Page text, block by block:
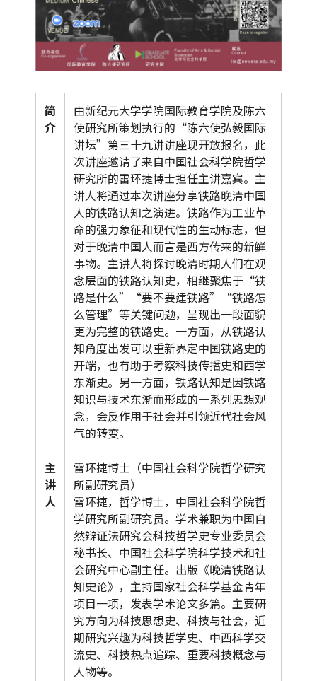
简
介
由新纪元大学学院国际教育学院及陈六
使研究所策划执行的“陈六使弘毅国际
讲坛”第三十九讲讲座现开放报名，此
次讲座邀请了来自中国社会科学院哲学
研究所的雷环捷博士担任主讲嘉宾。主
讲人将通过本次讲座分享铁路晚清中国
人的铁路认知之演进。铁路作为工业革
命的强力象征和现代性的生动标志，但
对于晚清中国人而言是西方传来的新鲜
事物。主讲人将探讨晚清时期人们在观
念层面的铁路认知史，相继聚焦于“铁
路是什么”“要不要建铁路”“铁路怎
么管理”等关键问题，呈现出一段面貌
更为完整的铁路史。一方面，从铁路认
知角度出发可以重新界定中国铁路史的
开端，也有助于考察科技传播史和西学
东渐史。另一方面，铁路认知是因铁路
知识与技术东渐而形成的一系列思想观
念，会反作用于社会并引领近代社会风
气的转变。
主
讲
人
雷环捷博士（中国社会科学院哲学研究
所副研究员）
雷环捷，哲学博士，中国社会科学院哲
学研究所副研究员。学术兼职为中国自
然辩证法研究会科技哲学史专业委员会
秘书长、中国社会科学院科学技术和社
会研究中心副主任。出版《晚清铁路认
知史论》，主持国家社会科学基金青年
项目一项，发表学术论文多篇。主要研
究方向为科技思想史、科技与社会，近
期研究兴趣为科技哲学史、中西科学交
流史、科技热点追踪、重要科技概念与
人物等。